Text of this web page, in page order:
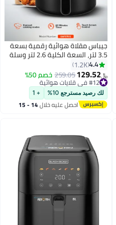
جيباس مقلاة هوائية رقمية بسعة
3.5 لتر، السعة الكلية 2.6 لتر وسلة
غير قابلة للالتصاق | وهيكل بملمسٍ
L 1500 W GAF37512T أسود
4.4
1.2K
﷼‏129.52
259.05خصم 50%
#12 في قلايات هوائية
#12 في قلايات هوائية
لك رصيد مسترجع 10% + 1
احصل عليه خلال 14 - 15